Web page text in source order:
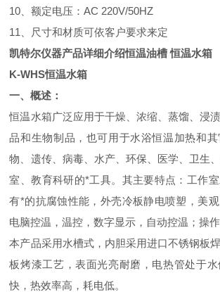
10、额定电压：AC 220V/50HZ
11、尺寸和材质可依客户要求来定
凯特尔仪器产品详细介绍恒温油槽 恒温水箱
K-WHS恒温水箱
一、概述：
恒温水箱广泛应用于干燥、浓缩、蒸馏、浸
品和生物制品，也可用于水浴恒温加热和
物、遗传、病毒、水产、环保、医学、卫生
室、教育科研的*工具。其主要特点：工作
有*的抗腐蚀性能 ，外壳冷板静电喷塑，美
电脑控温，温控，数字显示，自动控温 ；操
本产品采用水槽式，内胆采用进口不锈钢板
板烤漆工艺，表面光亮耐磨，电热管处于
快，热效率高，耗电低。